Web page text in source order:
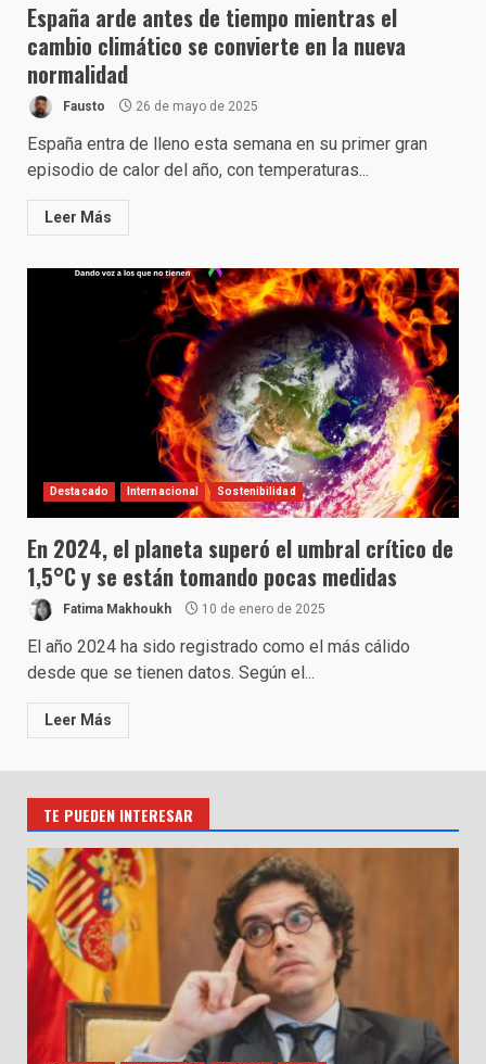
España arde antes de tiempo mientras el
cambio climático se convierte en la nueva
normalidad
Fausto 26 de mayo de 2025
España entra de lleno esta semana en su primer gran
episodio de calor del año, con temperaturas...
Leer Más
Destacado Internacional Sostenibilidad
En 2024, el planeta superó el umbral crítico de
1,5°C y se están tomando pocas medidas
Fatima Makhoukh 10 de enero de 2025
El año 2024 ha sido registrado como el más cálido
desde que se tienen datos. Según el...
Leer Más
TE PUEDEN INTERESAR